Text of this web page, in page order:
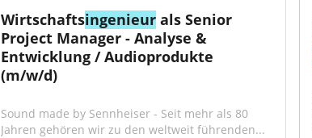
Wirtschaftsingenieur als Senior
Project Manager - Analyse &
Entwicklung / Audioprodukte
(m/w/d)
Sound made by Sennheiser - Seit mehr als 80
Jahren gehören wir zu den weltweit führenden...